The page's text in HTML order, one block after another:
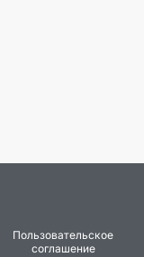
Пользовательское
соглашение